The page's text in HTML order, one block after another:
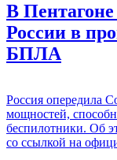
В
России в
БПЛА
Россия опередила
мощностей,
беспилотники. Об
со ссылкой на